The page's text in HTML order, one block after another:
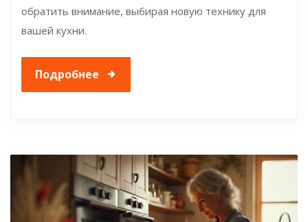
обратить внимание, выбирая новую технику для
вашей кухни.
Подробнее